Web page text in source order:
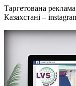
Таргетована
Казахстані –